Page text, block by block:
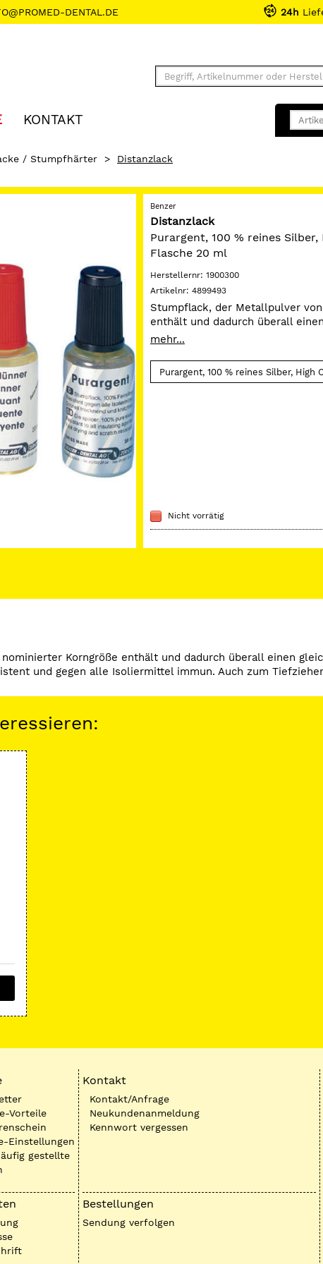
DENTAL.DE 24h
KONTAKT
/ Stumpfhärter > Distanzlack
Benzer
Distanzlack
Purargent, 100 % reines Silber,
Flasche 20 ml
Herstellernr: 1900300
Artikelnr: 4899493
Stumpflack, der Metallpulver
enthält und dadurch überall
hinterlässt. Der Lack ist
mehr...
Nicht vorrätig
Korngröße enthält und dadurch überall einen
und gegen alle Isoliermittel immun. Auch zum
Vorteile
Einstellungen
gestellte
Kontakt
Kontakt/Anfrage
Neukundenanmeldung
Kennwort vergessen
Bestellungen
Sendung verfolgen